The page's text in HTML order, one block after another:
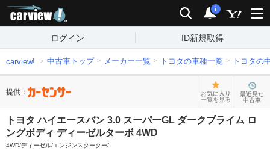
検索 通知
i
ログイン ID新規取得
carview! 中古車トップ メーカー一覧 トヨタの車種一覧 トヨタの
提供：
お気に入り
一覧を見る
最近見た
中古車
トヨタ ハイエースバン 3.0 スーパーGL ダークプライム ロ
ングボディ ディーゼルターボ 4WD
4WD/ディーゼル/エンジンスターター/